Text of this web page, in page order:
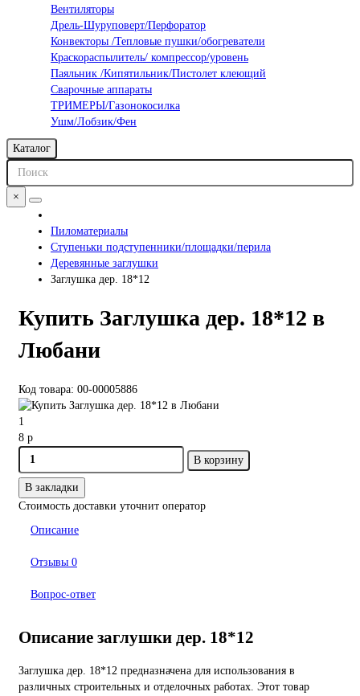
Вентиляторы
Дрель-Шуруповерт/Перфоратор
Конвекторы /Тепловые пушки/обогреватели
Краскораспылитель/ компрессор/уровень
Паяльник /Кипятильник/Пистолет клеющий
Сварочные аппараты
ТРИМЕРЫ/Газонокосилка
Ушм/Лобзик/Фен
Каталог
×
Пиломатериалы
Ступеньки подступенники/площадки/перила
Деревянные заглушки
Заглушка дер. 18*12
Купить Заглушка дер. 18*12 в
Любани
Код товара: 00-00005886
1
8 р
В корзину
В закладки
Стоимость доставки уточнит оператор
Описание
Отзывы 0
Вопрос-ответ
Описание заглушки дер. 18*12
Заглушка дер. 18*12 предназначена для использования в
различных строительных и отделочных работах. Этот товар